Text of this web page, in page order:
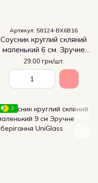
Артикул: 58124-BX6B16
Соусник круглий скляний
маленький 6 см. Зручне
зберігання
29.00 грн/шт.
2